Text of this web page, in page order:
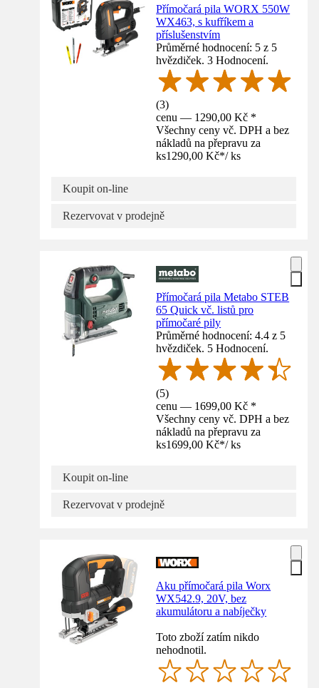
Přímočará pila WORX 550W
WX463, s kufříkem a
příslušenstvím
Průměrné hodnocení: 5 z 5
hvězdiček. 3 Hodnocení.
(3)
cenu — 1290,00 Kč *
Všechny ceny vč. DPH a bez
nákladů na přepravu za
ks1290,00 Kč*/ ks
Koupit on-line
Rezervovat v prodejně
Přímočará pila Metabo STEB
65 Quick vč. listů pro
přímočaré pily
Průměrné hodnocení: 4.4 z 5
hvězdiček. 5 Hodnocení.
(5)
cenu — 1699,00 Kč *
Všechny ceny vč. DPH a bez
nákladů na přepravu za
ks1699,00 Kč*/ ks
Koupit on-line
Rezervovat v prodejně
Aku přímočará pila Worx
WX542.9, 20V, bez
akumulátoru a nabíječky
Toto zboží zatím nikdo
nehodnotil.